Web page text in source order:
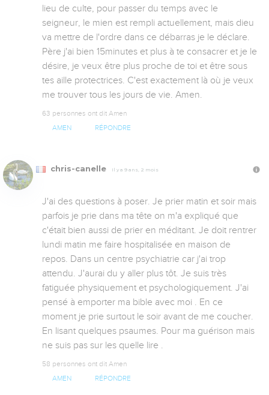
lieu de culte, pour passer du temps avec le
seigneur, le mien est rempli actuellement, mais dieu
va mettre de l'ordre dans ce débarras je le déclare.
Père j'ai bien 15minutes et plus à te consacrer et je le
désire, je veux être plus proche de toi et être sous
tes aille protectrices. C'est exactement là où je veux
me trouver tous les jours de vie. Amen.
63 personnes ont dit Amen
AMEN RÉPONDRE
chris-canelle Il y a 9 ans, 2 mois
J'ai des questions à poser. Je prier matin et soir mais
parfois je prie dans ma tête on m'a expliqué que
c'était bien aussi de prier en méditant. Je doit rentrer
lundi matin me faire hospitalisée en maison de
repos. Dans un centre psychiatrie car j'ai trop
attendu. J'aurai du y aller plus tôt. Je suis très
fatiguée physiquement et psychologiquement. J'ai
pensé à emporter ma bible avec moi . En ce
moment je prie surtout le soir avant de me coucher.
En lisant quelques psaumes. Pour ma guérison mais
ne suis pas sur les quelle lire .
58 personnes ont dit Amen
AMEN RÉPONDRE